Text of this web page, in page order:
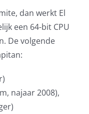
dan werkt El
een 64-bit CPU
De volgende
najaar 2008),